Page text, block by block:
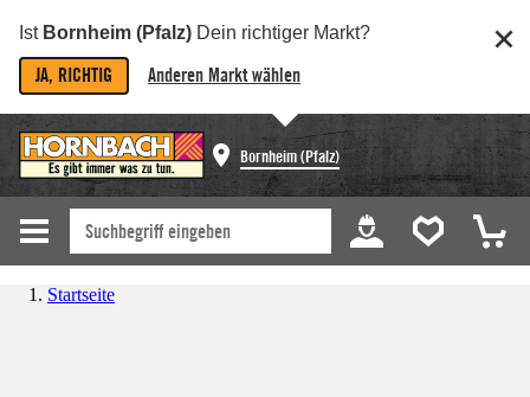
Ist Bornheim (Pfalz) Dein richtiger Markt?
JA, RICHTIG Anderen Markt wählen
Bornheim (Pfalz)
Startseite